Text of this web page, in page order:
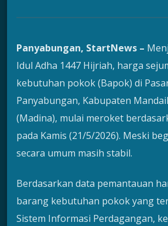
Panyabungan, StartNews –
Idul Adha 1447 Hijriah, harga
kebutuhan pokok (Bapok) di
Panyabungan, Kabupaten
(Madina), mulai meroket
pada Kamis (21/5/2026). Meski
secara umum masih stabil.
Berdasarkan data pemantauan
barang kebutuhan pokok yang
Sistem Informasi Perdagangan,